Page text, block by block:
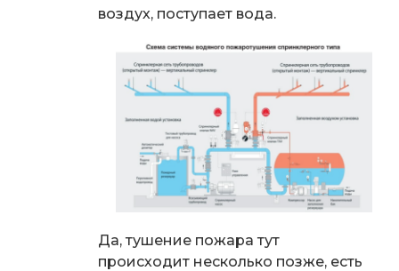
воздух, поступает вода.
Да, тушение пожара тут
происходит несколько позже, есть